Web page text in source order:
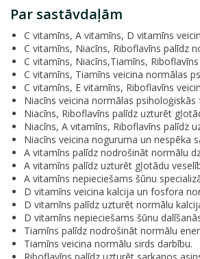
Par sastāvdaļām
C vitamīns, A vitamīns, D vitamīns
C vitamīns, Niacīns, Riboflavīns palīdz
C vitamīns, Niacīns,Tiamīns,
C vitamīns, Tiamīns veicina normālas
C vitamīns, E vitamīns, Riboflavīns
Niacīns veicina normālas psiholoģiskās
Niacīns, Riboflavīns palīdz uzturēt
Niacīns, A vitamīns, Riboflavīns palīdz
Niacīns veicina noguruma un nespēka
A vitamīns palīdz nodrošināt normālu
A vitamīns palīdz uzturēt gļotādu
A vitamīns nepieciešams šūnu
D vitamīns veicina kalcija un fosfora
D vitamīns palīdz uzturēt normālu
D vitamīns nepieciešams šūnu
Tiamīns palīdz nodrošināt normālu
Tiamīns veicina normālu sirds darbību.